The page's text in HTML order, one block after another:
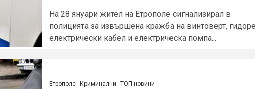
На 28 януари жител на Етрополе сигнализирал в
полицията за извършена кражба на винтоверт,
електрически кабел и електрическа помпа...
Етрополе Криминални ТОП новини